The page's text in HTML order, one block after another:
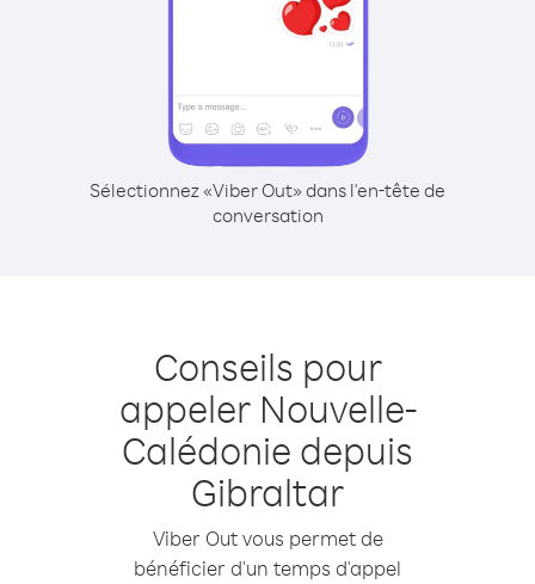
Sélectionnez «Viber Out» dans l'en-tête de
conversation
Conseils pour
appeler Nouvelle-
Calédonie depuis
Gibraltar
Viber Out vous permet de
bénéficier d'un temps d'appel